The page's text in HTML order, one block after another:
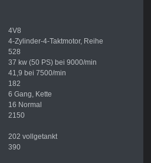
4V8
4-Zylinder-4-Taktmotor, Reihe
528
37 kw (50 PS) bei 9000/min
41,9 bei 7500/min
182
6 Gang, Kette
16 Normal
2150
202 vollgetankt
390